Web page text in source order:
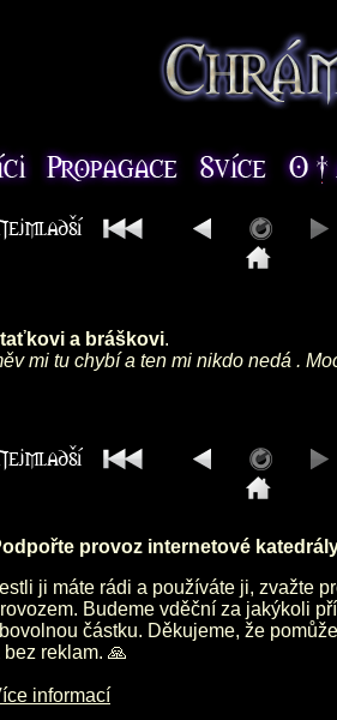
a bráškovi.
mi tu chybí a ten mi nikdo nedá .
provoz internetové
ji máte rádi a používáte ji, zvažte
Budeme vděční za jakýkoli
částku. Děkujeme, že
bez reklam. 🙏
informací